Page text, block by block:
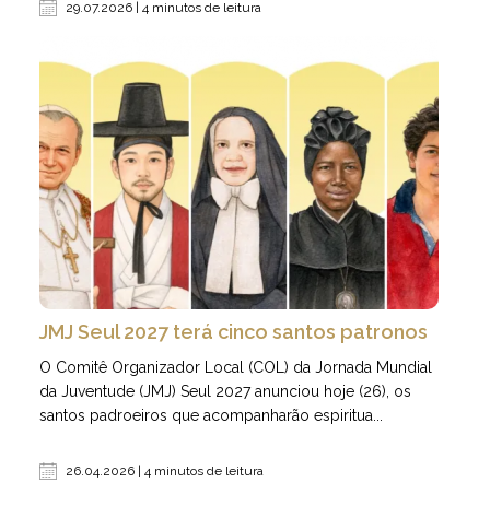
29.07.2026 | 4 minutos de leitura
JMJ Seul 2027 terá cinco santos patronos
O Comitê Organizador Local (COL) da Jornada Mundial
da Juventude (JMJ) Seul 2027 anunciou hoje (26), os
santos padroeiros que acompanharão espiritua...
26.04.2026 | 4 minutos de leitura